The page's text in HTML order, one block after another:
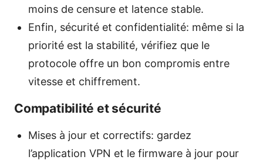
moins de censure et latence stable.
Enfin, sécurité et confidentialité: même si la
priorité est la stabilité, vérifiez que le
protocole offre un bon compromis entre
vitesse et chiffrement.
Compatibilité et sécurité
Mises à jour et correctifs: gardez
l’application VPN et le firmware à jour pour